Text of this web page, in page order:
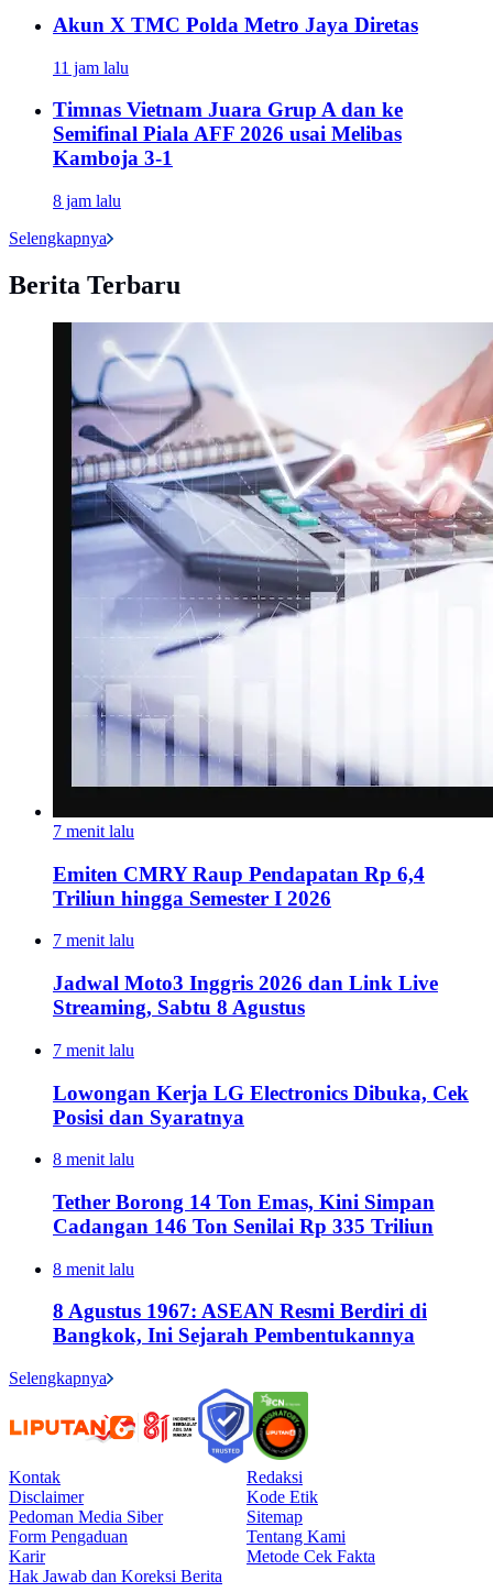
Akun X TMC Polda Metro Jaya Diretas
11 jam lalu
Timnas Vietnam Juara Grup A dan ke
Semifinal Piala AFF 2026 usai Melibas
Kamboja 3-1
8 jam lalu
Selengkapnya
Berita Terbaru
7 menit lalu
Emiten CMRY Raup Pendapatan Rp 6,4
Triliun hingga Semester I 2026
7 menit lalu
Jadwal Moto3 Inggris 2026 dan Link Live
Streaming, Sabtu 8 Agustus
7 menit lalu
Lowongan Kerja LG Electronics Dibuka, Cek
Posisi dan Syaratnya
8 menit lalu
Tether Borong 14 Ton Emas, Kini Simpan
Cadangan 146 Ton Senilai Rp 335 Triliun
8 menit lalu
8 Agustus 1967: ASEAN Resmi Berdiri di
Bangkok, Ini Sejarah Pembentukannya
Selengkapnya
Kontak
Redaksi
Disclaimer
Kode Etik
Pedoman Media Siber
Sitemap
Form Pengaduan
Tentang Kami
Karir
Metode Cek Fakta
Hak Jawab dan Koreksi Berita